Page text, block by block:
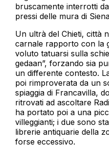
bruscamente interrotti
pressi delle mura di
Un ultrà del Chieti, città
carnale rapporto con la
voluto tatuarsi sulla
gedaan”, forzando sia
un differente contesto.
poi rimproverata da un
spiaggia di Francavilla,
ritrovati ad ascoltare
ha portato poi a una
villeggianti; i due sono
librerie antiquarie della
forse eccessivo.